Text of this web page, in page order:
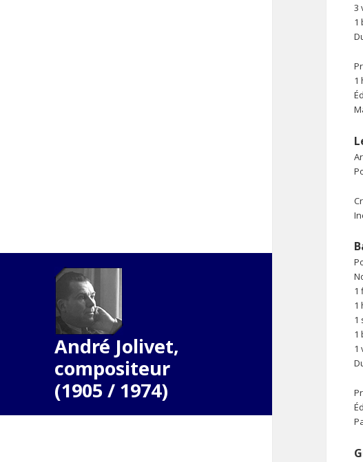
André Jolivet,
compositeur
(1905 / 1974)
3
1
1
1
1
1
1
1